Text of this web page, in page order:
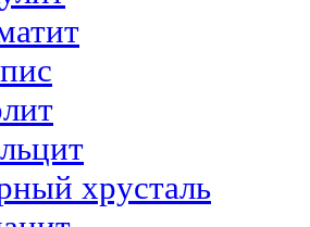
хрусталь